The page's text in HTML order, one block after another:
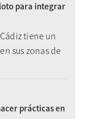
para integrar
tiene un
sus zonas de
prácticas en